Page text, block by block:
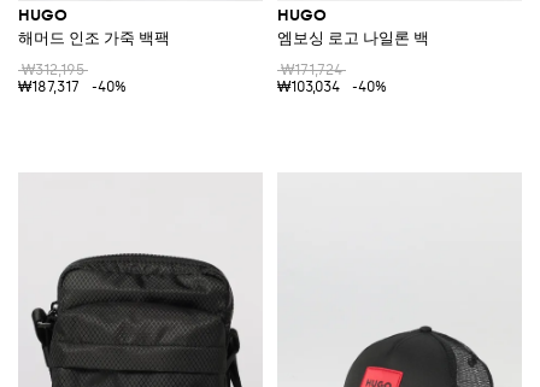
HUGO
해머드 인조 가죽 백팩
₩312,195
₩187,317
-40%
HUGO
엠보싱 로고 나일론 백
₩171,724
₩103,034
-40%